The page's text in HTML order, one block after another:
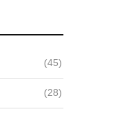
(45)
(28)